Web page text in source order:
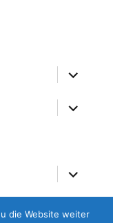
die Website weiter